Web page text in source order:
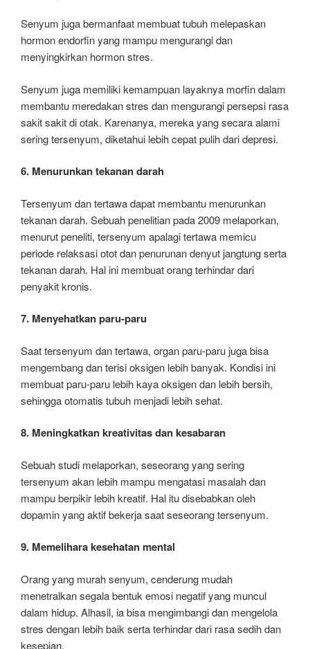
Senyum juga bermanfaat membuat tubuh melepaskan
hormon endorfin yang mampu mengurangi dan
menyingkirkan hormon stres.
Senyum juga memiliki kemampuan layaknya morfin dalam
membantu meredakan stres dan mengurangi persepsi rasa
sakit sakit di otak. Karenanya, mereka yang secara alami
sering tersenyum, diketahui lebih cepat pulih dari depresi.
6. Menurunkan tekanan darah
Tersenyum dan tertawa dapat membantu menurunkan
tekanan darah. Sebuah penelitian pada 2009 melaporkan,
menurut peneliti, tersenyum apalagi tertawa memicu
periode relaksasi otot dan penurunan denyut jangtung serta
tekanan darah. Hal ini membuat orang terhindar dari
penyakit kronis.
7. Menyehatkan paru-paru
Saat tersenyum dan tertawa, organ paru-paru juga bisa
mengembang dan terisi oksigen lebih banyak. Kondisi ini
membuat paru-paru lebih kaya oksigen dan lebih bersih,
sehingga otomatis tubuh menjadi lebih sehat.
8. Meningkatkan kreativitas dan kesabaran
Sebuah studi melaporkan, seseorang yang sering
tersenyum akan lebih mampu mengatasi masalah dan
mampu berpikir lebih kreatif. Hal itu disebabkan oleh
dopamin yang aktif bekerja saat seseorang tersenyum.
9. Memelihara kesehatan mental
Orang yang murah senyum, cenderung mudah
menetralkan segala bentuk emosi negatif yang muncul
dalam hidup. Alhasil, ia bisa mengimbangi dan mengelola
stres dengan lebih baik serta terhindar dari rasa sedih dan
kesepian.